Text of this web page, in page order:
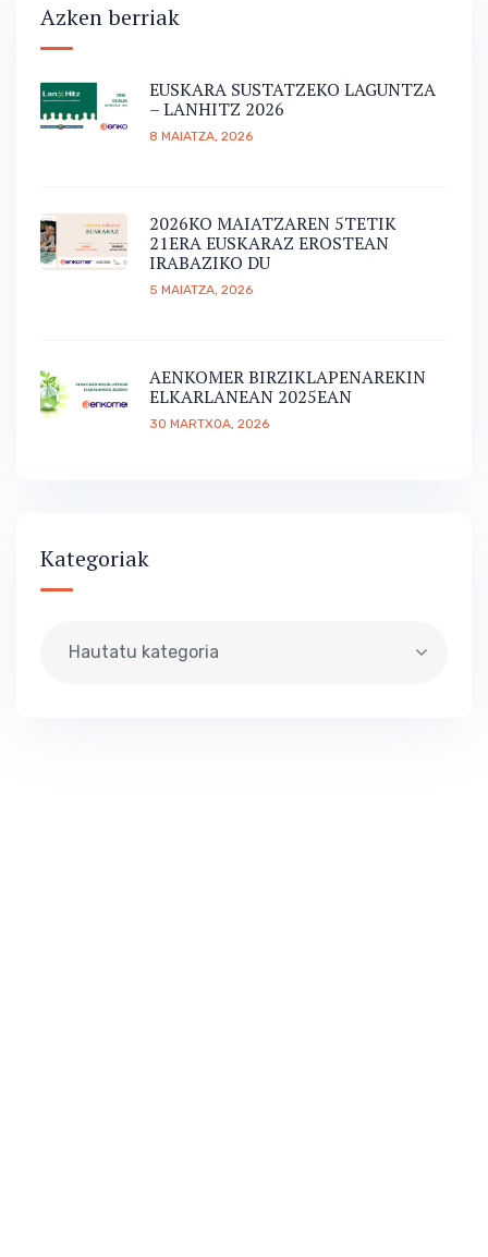
Azken berriak
EUSKARA SUSTATZEKO LAGUNTZA
– LANHITZ 2026
8 MAIATZA, 2026
2026KO MAIATZAREN 5TETIK
21ERA EUSKARAZ EROSTEAN
IRABAZIKO DU
5 MAIATZA, 2026
AENKOMER BIRZIKLAPENAREKIN
ELKARLANEAN 2025EAN
30 MARTXOA, 2026
Kategoriak
Hautatu kategoria